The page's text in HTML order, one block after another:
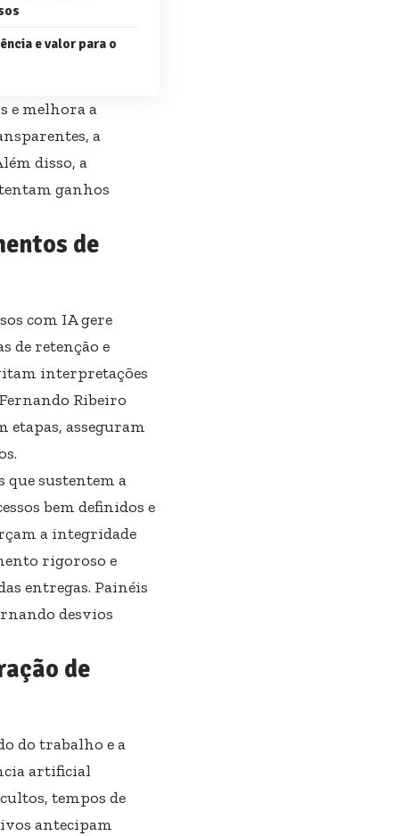
e valor para o
e melhora a
a
disso, a
ganhos
de
com IA gere
de retenção e
interpretações
Ribeiro
etapas, asseguram
que sustentem a
bem definidos e
a integridade
rigoroso e
entregas. Painéis
desvios
de
do trabalho e a
artificial
tempos de
antecipam